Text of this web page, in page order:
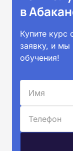
в
Купите курс
заявку, и
обучения!